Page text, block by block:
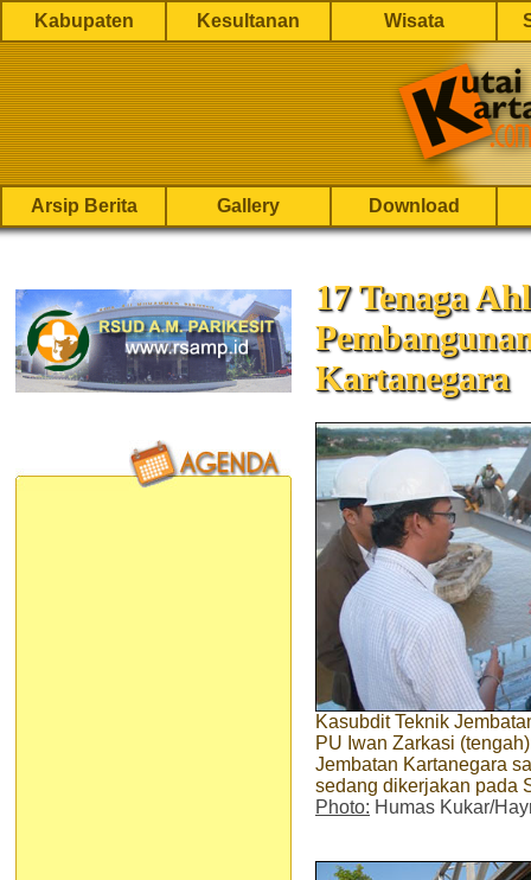
Kabupaten Kesultanan Wisata
Arsip Berita Gallery Download
17 Tenaga
Kartanegara
Kasubdit Teknik
PU Iwan Zarkasi
Jembatan Kartanegara
sedang dikerjakan pada
Photo: Humas Kukar/